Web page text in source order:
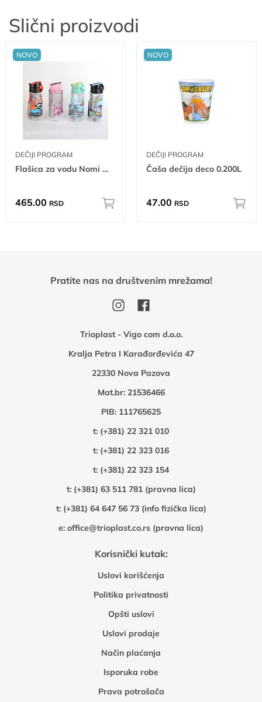
Slični proizvodi
NOVO
DEČIJI PROGRAM
Flašica za vodu Nomi 500ml tp tr
465.00 RSD
NOVO
DEČIJI PROGRAM
Čaša dečija deco 0.200L
47.00 RSD
Trioplast - Vigo com d.o.o.
Kralja Petra I Karađorđevića 47
22330 Nova Pazova
Mat.br: 21536466
PIB: 111765625
t: (+381) 22 321 010
t: (+381) 22 323 016
t: (+381) 22 323 154
t: (+381) 63 511 781 (pravna lica)
t: (+381) 64 647 56 73 (info fizička lica)
e: office@trioplast.co.rs (pravna lica)
Korisnički kutak:
Uslovi korišćenja
Politika privatnosti
Opšti uslovi
Uslovi prodaje
Način plaćanja
Isporuka robe
Prava potrošača
Pratite nas na društvenim mrežama!